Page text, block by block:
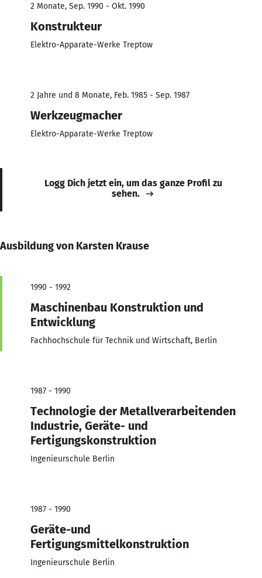
2 Monate, Sep. 1990 - Okt. 1990
Konstrukteur
Elektro-Apparate-Werke Treptow
2 Jahre und 8 Monate, Feb. 1985 - Sep. 1987
Werkzeugmacher
Elektro-Apparate-Werke Treptow
Logg Dich jetzt ein, um das ganze Profil zu
sehen.
Ausbildung von Karsten Krause
1990 - 1992
Maschinenbau Konstruktion und
Entwicklung
Fachhochschule für Technik und Wirtschaft, Berlin
1987 - 1990
Technologie der Metallverarbeitenden
Industrie, Geräte- und
Fertigungskonstruktion
Ingenieurschule Berlin
1987 - 1990
Geräte-und
Fertigungsmittelkonstruktion
Ingenieurschule Berlin